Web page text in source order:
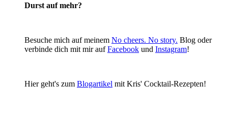
Durst auf mehr?
Besuche mich auf meinem No cheers. No story. Blog oder
verbinde dich mit mir aufFacebook und Instagram!
Hier geht's zum Blogartikel mit Kris' Cocktail-Rezepten!